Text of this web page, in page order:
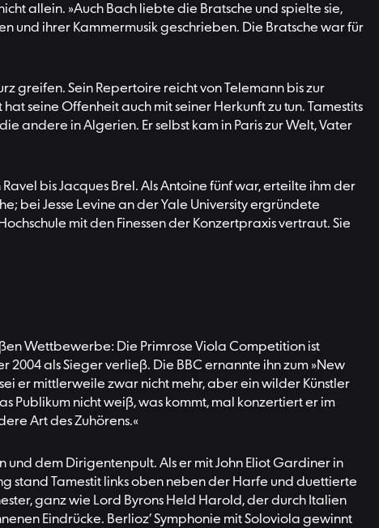
allein. »Auch Bach liebte die Bratsche und spielte sie,
und ihrer Kammermusik geschrieben. Die Bratsche war für
greifen. Sein Repertoire reicht von Telemann bis zur
seine Offenheit auch mit seiner Herkunft zu tun. Tamestits
andere in Algerien. Er selbst kam in Paris zur Welt, Vater
bis Jacques Brel. Als Antoine fünf war, erteilte ihm der
bei Jesse Levine an der Yale University ergründete
mit den Finessen der Konzertpraxis vertraut. Sie
Wettbewerbe: Die Primrose Viola Competition ist
als Sieger verließ. Die BBC ernannte ihn zum »New
er mittlerweile zwar nicht mehr, aber ein wilder Künstler
Publikum nicht weiß, was kommt, mal konzertiert er im
Art des Zuhörens.«
dem Dirigentenpult. Als er mit John Eliot Gardiner in
stand Tamestit links oben neben der Harfe und duettierte
ganz wie Lord Byrons Held Harold, der durch Italien
Eindrücke. Berlioz’ Symphonie mit Soloviola gewinnt